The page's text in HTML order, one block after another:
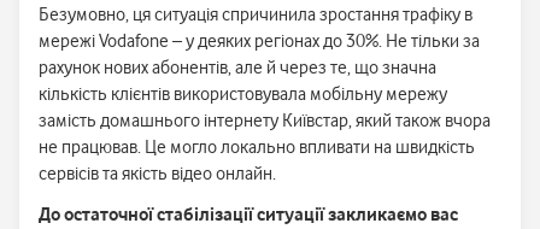
Безумовно, ця ситуація спричинила зростання трафіку в
мережі Vodafone – у деяких регіонах до 30%. Не тільки за
рахунок нових абонентів, але й через те, що значна
кількість клієнтів використовувала мобільну мережу
замість домашнього інтернету Київстар, який також вчора
не працював. Це могло локально впливати на швидкість
сервісів та якість відео онлайн.
До остаточної стабілізації ситуації закликаємо вас